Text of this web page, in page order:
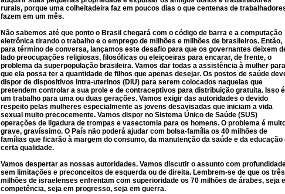
rurais, porque uma colheitadeira faz em poucos dias o que centenas de
fazem em um mês.
Não sabemos até que ponto o Brasil chegará com o código de barra e a computação
eletrônica tirando o trabalho e o emprego de milhões e milhões de brasileiros. Então,
para término de conversa, lançamos este desafio para que os governantes deixem
lado preocupações religiosas, filosóficas ou eleiçoeiras para encarar, de frente, o
problema da superpopulação brasileira. Vamos dar todas a assistência à mulher para
que ela possa ter a quantidade de filhos que apenas desejar. Os postos de saúde
dispor de dispositivos intra-uterinos (DIU) para serem colocados naquelas que
pretendem controlar a sua prole e de contraceptivos para distribuição gratuita. Isso é
um trabalho para uma ou duas gerações. Vamos exigir das autoridades o devido
respeito pelas mulheres especialmente as jovens desavisadas que iniciam a vida
sexual muito precocemente. Vamos dispor no Sistema Único de Saúde (SUS)
operações de ligadura de trompas e vasectomia para os homens. O problema é
grave, gravíssimo. O País não poderá ajudar com bolsa-família os 40 milhões de
famílias que ficarão à margem do consumo, da manutenção da saúde e da educação
certa qualidade.
Vamos despertar as nossas autoridades. Vamos discutir o assunto com
sem limitações e preconceitos de esquerda ou de direita. Lembrem-se de que os três
milhões de israelenses enfrentam com superioridade os 70 milhões de árabes, seja
competência, seja em progresso, seja em guerra.